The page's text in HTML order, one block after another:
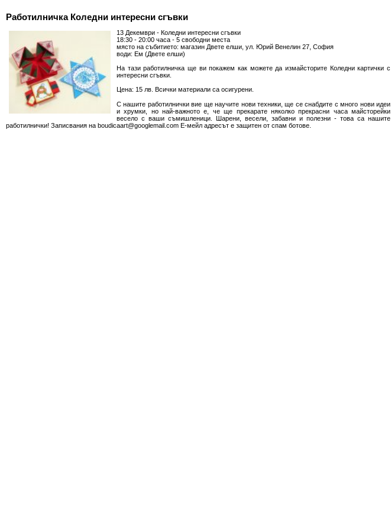
Работилничка Коледни интересни сгъвки
13 Декември - Коледни интересни сгъвки
18:30 - 20:00 часа - 5 свободни места
място на събитието: магазин Двете елши, ул. Юрий Венелин 27, София
води: Ем (Двете елши)
На тази работилничка ще ви покажем как можете да измайсторите Коледни картички с
интересни сгъвки.
Цена: 15 лв. Всички материали са осигурени.
С нашите работилнички вие ще научите нови техники, ще се снабдите с много нови идеи
и хрумки, но най-важното е, че ще прекарате няколко прекрасни часа майсторейки
весело с ваши съмишленици. Шарени, весели, забавни и полезни - това са нашите
работилнички! Записвания на boudicaart@googlemail.com Е-мейл адресът e защитен от спам ботове.